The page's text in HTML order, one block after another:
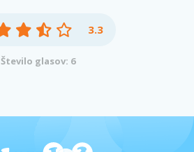
3.3
Število glasov: 6